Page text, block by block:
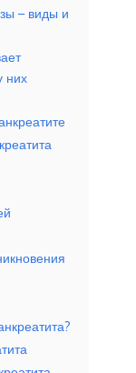
– виды и
них